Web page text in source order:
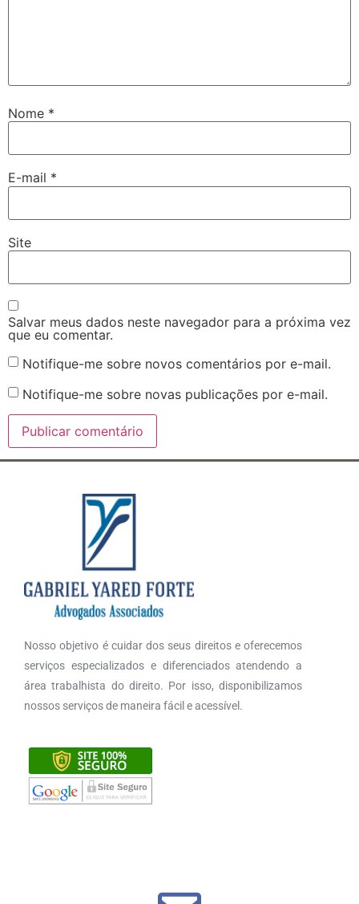
Nome *
E-mail *
Site
Salvar meus dados neste navegador para a próxima vez
que eu comentar.
Notifique-me sobre novos comentários por e-mail.
Notifique-me sobre novas publicações por e-mail.
Nosso objetivo é cuidar dos seus direitos e oferecemos
serviços especializados e diferenciados atendendo a
área trabalhista do direito. Por isso, disponibilizamos
nossos serviços de maneira fácil e acessível.